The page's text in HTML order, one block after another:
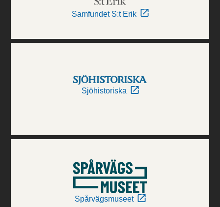
Samfundet S:t Erik
Sjöhistoriska
Spårvägsmuseet